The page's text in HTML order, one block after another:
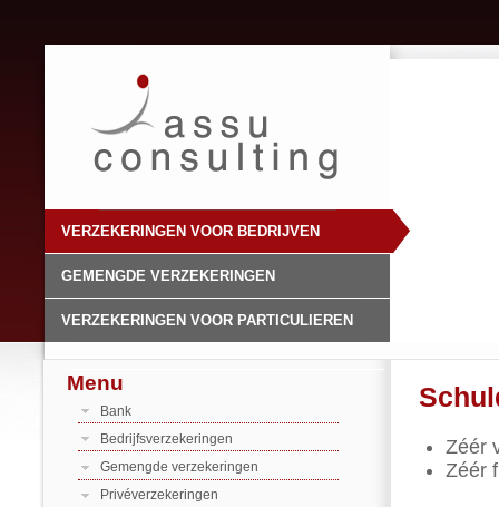
VERZEKERINGEN VOOR BEDRIJVEN
GEMENGDE VERZEKERINGEN
VERZEKERINGEN VOOR PARTICULIEREN
Zéér
Zéér
Menu
Bank
Bedrijfsverzekeringen
Gemengde verzekeringen
Privéverzekeringen